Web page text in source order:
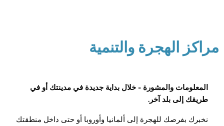
مراكز الهجرة والتنمية
المعلومات والمشورة - خلال بداية جديدة في مدينتك أو في
طريقك إلى بلد آخر.
نخبرك بفرصك للهجرة إلى ألمانيا وأوروبا أو حتى داخل منطقتك